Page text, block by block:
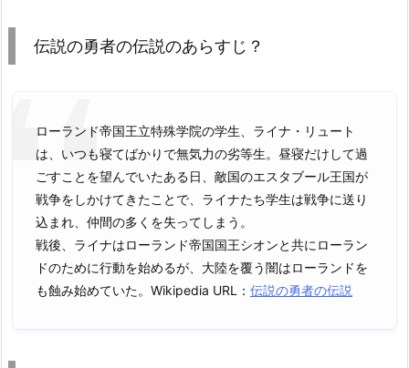
伝説の勇者の伝説のあらすじ？
ローランド帝国王立特殊学院の学生、ライナ・リュート
は、いつも寝てばかりで無気力の劣等生。昼寝だけして過
ごすことを望んでいたある日、敵国のエスタブール王国が
戦争をしかけてきたことで、ライナたち学生は戦争に送り
込まれ、仲間の多くを失ってしまう。
戦後、ライナはローランド帝国国王シオンと共にローラン
ドのために行動を始めるが、大陸を覆う闇はローランドを
も蝕み始めていた。Wikipedia URL： 伝説の勇者の伝説